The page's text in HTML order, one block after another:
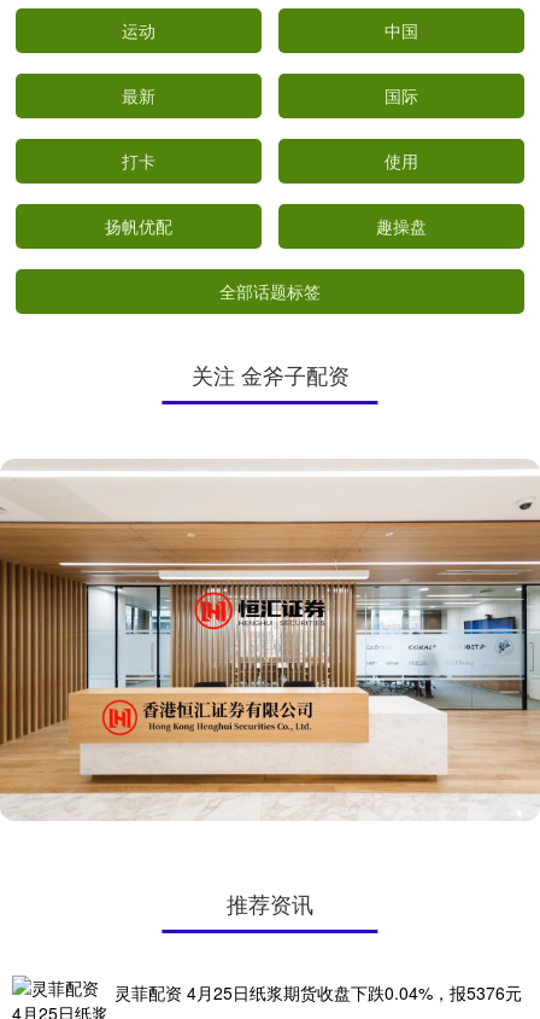
运动 中国
最新 国际
打卡 使用
扬帆优配 趣操盘
全部话题标签
关注 金斧子配资
推荐资讯
灵菲配资 4月25日纸浆期货收盘下跌0.04%，报5376元